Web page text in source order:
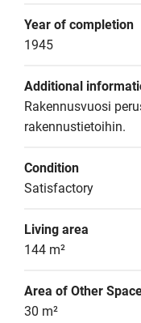
Year of completion
1945
Additional
Rakennusvuosi
rakennustietoihin.
Condition
Satisfactory
Living area
144 m²
Area of Other
30 m²